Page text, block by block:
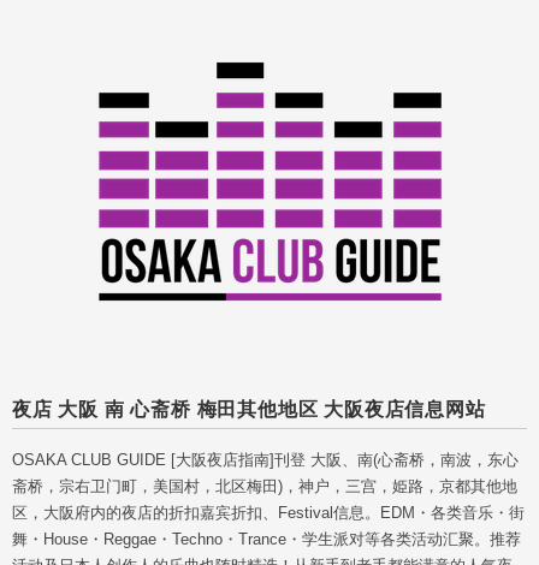
夜店 大阪 南 心斋桥 梅田其他地区 大阪夜店信息网站
OSAKA CLUB GUIDE [大阪夜店指南]刊登 大阪、南(心斋桥，南波，东心
斋桥，宗右卫门町，美国村，北区梅田)，神户，三宫，姫路，京都其他地
区，大阪府内的夜店的折扣嘉宾折扣、Festival信息。EDM・各类音乐・街
舞・House・Reggae・Techno・Trance・学生派对等各类活动汇聚。推荐